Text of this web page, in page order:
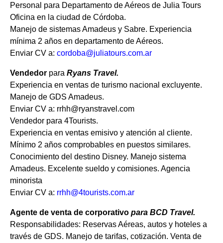
Personal para Departamento de Aéreos de Julia Tours
Oficina en la ciudad de Córdoba.
Manejo de sistemas Amadeus y Sabre. Experiencia
mínima 2 años en departamento de Aéreos.
Enviar CV a: cordoba@juliatours.com.ar
Vendedor para Ryans Travel.
Experiencia en ventas de turismo nacional excluyente.
Manejo de GDS Amadeus.
Enviar CV a: rrhh@ryanstravel.com
Vendedor para 4Tourists.
Experiencia en ventas emisivo y atención al cliente.
Mínimo 2 años comprobables en puestos similares.
Conocimiento del destino Disney. Manejo sistema
Amadeus. Excelente sueldo y comisiones. Agencia
minorista
Enviar CV a: rrhh@4tourists.com.ar
Agente de venta de corporativo para BCD Travel.
Responsabilidades: Reservas Aéreas, autos y hoteles a
través de GDS. Manejo de tarifas, cotización. Venta de